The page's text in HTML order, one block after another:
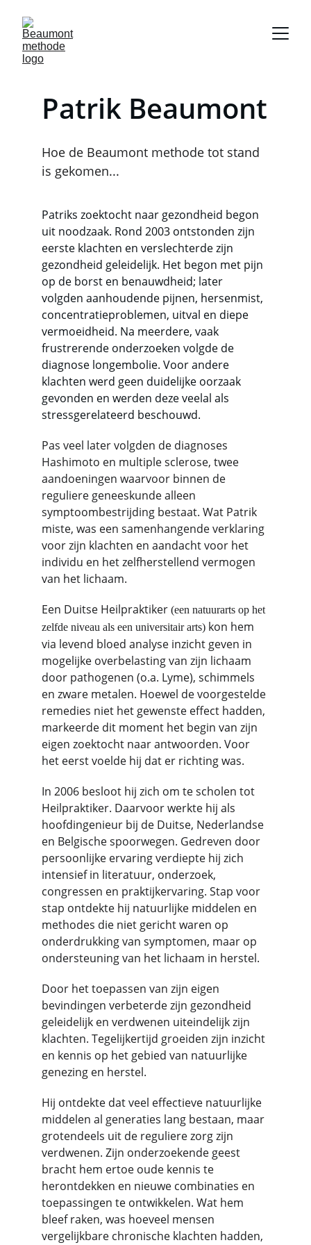
Patrik Beaumont
Hoe de Beaumont methode tot stand
is gekomen...
Patriks zoektocht naar gezondheid begon
uit noodzaak. Rond 2003 ontstonden zijn
eerste klachten en verslechterde zijn
gezondheid geleidelijk. Het begon met pijn
op de borst en benauwdheid; later
volgden aanhoudende pijnen, hersenmist,
concentratieproblemen, uitval en diepe
vermoeidheid. Na meerdere, vaak
frustrerende onderzoeken volgde de
diagnose longembolie. Voor andere
klachten werd geen duidelijke oorzaak
gevonden en werden deze veelal als
stressgerelateerd beschouwd.
Pas veel later volgden de diagnoses
Hashimoto en multiple sclerose, twee
aandoeningen waarvoor binnen de
reguliere geneeskunde alleen
symptoombestrijding bestaat. Wat Patrik
miste, was een samenhangende verklaring
voor zijn klachten en aandacht voor het
individu en het zelfherstellend vermogen
van het lichaam.
Een Duitse Heilpraktiker (een natuurarts op het
zelfde niveau als een universitair arts) kon hem
via levend bloed analyse inzicht geven in
mogelijke overbelasting van zijn lichaam
door pathogenen (o.a. Lyme), schimmels
en zware metalen. Hoewel de voorgestelde
remedies niet het gewenste effect hadden,
markeerde dit moment het begin van zijn
eigen zoektocht naar antwoorden. Voor
het eerst voelde hij dat er richting was.
In 2006 besloot hij zich om te scholen tot
Heilpraktiker. Daarvoor werkte hij als
hoofdingenieur bij de Duitse, Nederlandse
en Belgische spoorwegen. Gedreven door
persoonlijke ervaring verdiepte hij zich
intensief in literatuur, onderzoek,
congressen en praktijkervaring. Stap voor
stap ontdekte hij natuurlijke middelen en
methodes die niet gericht waren op
onderdrukking van symptomen, maar op
ondersteuning van het lichaam in herstel.
Door het toepassen van zijn eigen
bevindingen verbeterde zijn gezondheid
geleidelijk en verdwenen uiteindelijk zijn
klachten. Tegelijkertijd groeiden zijn inzicht
en kennis op het gebied van natuurlijke
genezing en herstel.
Hij ontdekte dat veel effectieve natuurlijke
middelen al generaties lang bestaan, maar
grotendeels uit de reguliere zorg zijn
verdwenen. Zijn onderzoekende geest
bracht hem ertoe oude kennis te
herontdekken en nieuwe combinaties en
toepassingen te ontwikkelen. Wat hem
bleef raken, was hoeveel mensen
vergelijkbare chronische klachten hadden,